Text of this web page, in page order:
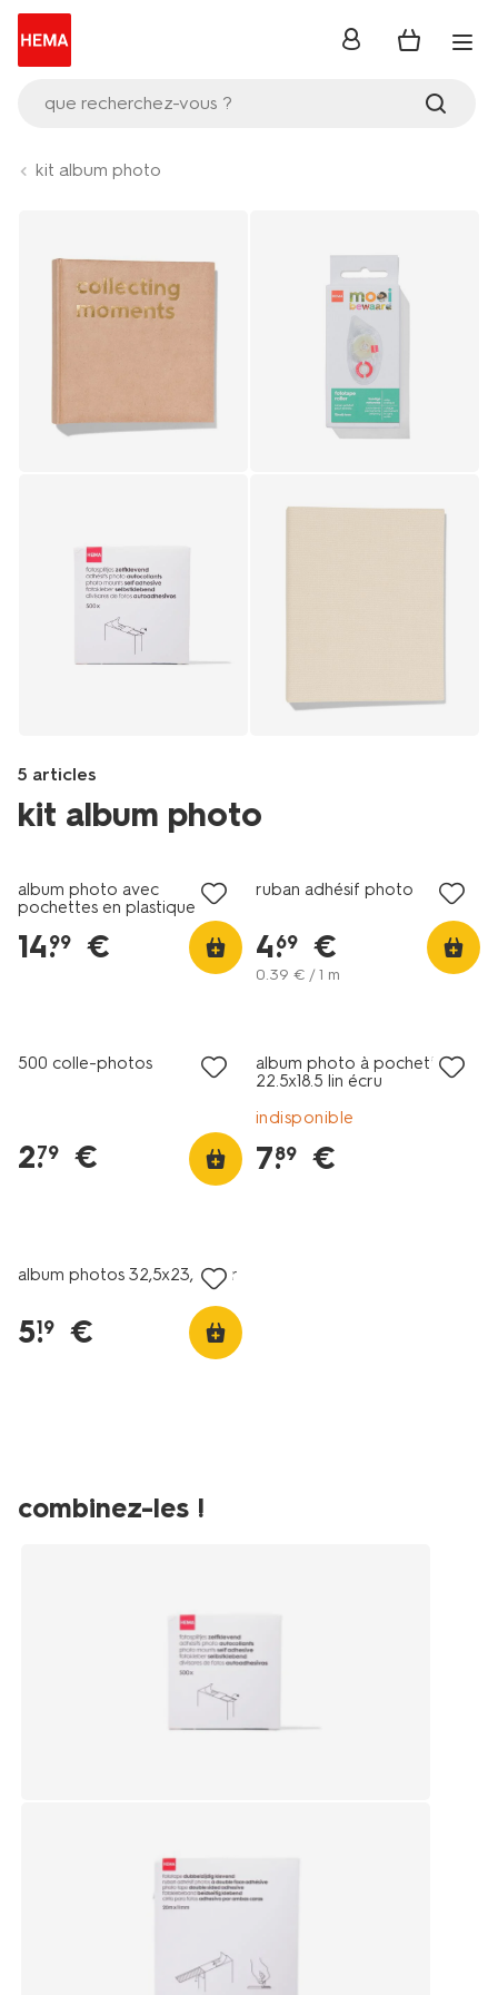
que recherchez-vous ?
se
kit album photo
set
image
5 articles
kit album photo
fr/loisirs-
temps-
libre/photographie/albums-
14640001.html
Products
album photo avec
pochettes en plastique
14.
99 €
ruban adhésif photo
4.
69 €
0.39 € / 1 m
500 colle-photos
2.
79 €
album photo à pochettes
22.5x18.5 lin écru
indisponible
7.
89 €
album photos 32,5x23,2 noir
5.
19 €
combinez-les !